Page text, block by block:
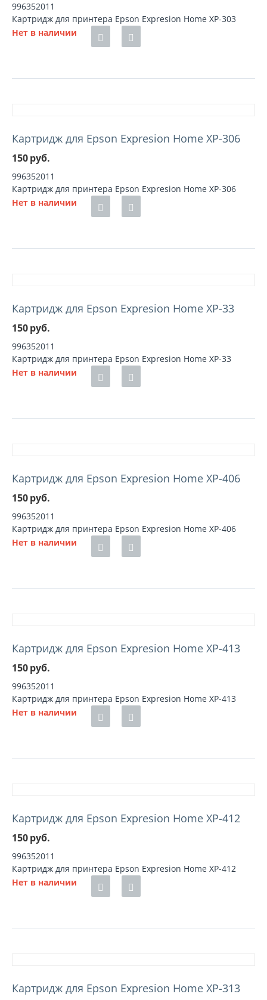
996352011
Картридж для принтера Epson Expresion Home XP-303
Нет в наличии
Картридж для Epson Expresion Home XP-306
150руб.
996352011
Картридж для принтера Epson Expresion Home XP-306
Нет в наличии
Картридж для Epson Expresion Home XP-33
150руб.
996352011
Картридж для принтера Epson Expresion Home XP-33
Нет в наличии
Картридж для Epson Expresion Home XP-406
150руб.
996352011
Картридж для принтера Epson Expresion Home XP-406
Нет в наличии
Картридж для Epson Expresion Home XP-413
150руб.
996352011
Картридж для принтера Epson Expresion Home XP-413
Нет в наличии
Картридж для Epson Expresion Home XP-412
150руб.
996352011
Картридж для принтера Epson Expresion Home XP-412
Нет в наличии
Картридж для Epson Expresion Home XP-313